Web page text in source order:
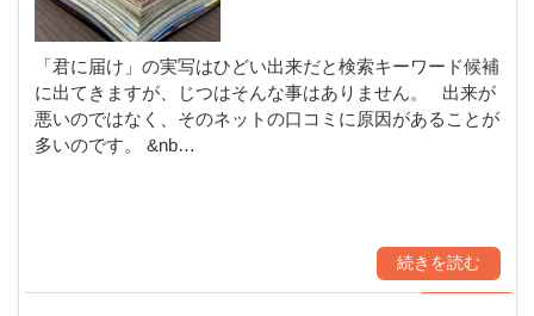
「君に届け」の実写はひどい出来だと検索キーワード候補
に出てきますが、じつはそんな事はありません。 出来が
悪いのではなく、そのネットの口コミに原因があることが
多いのです。 &nb…
続きを読む